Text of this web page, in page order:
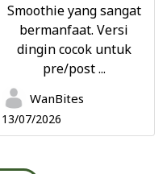
Smoothie yang sangat
bermanfaat. Versi
dingin cocok untuk
pre/post ...
WanBites
13/07/2026